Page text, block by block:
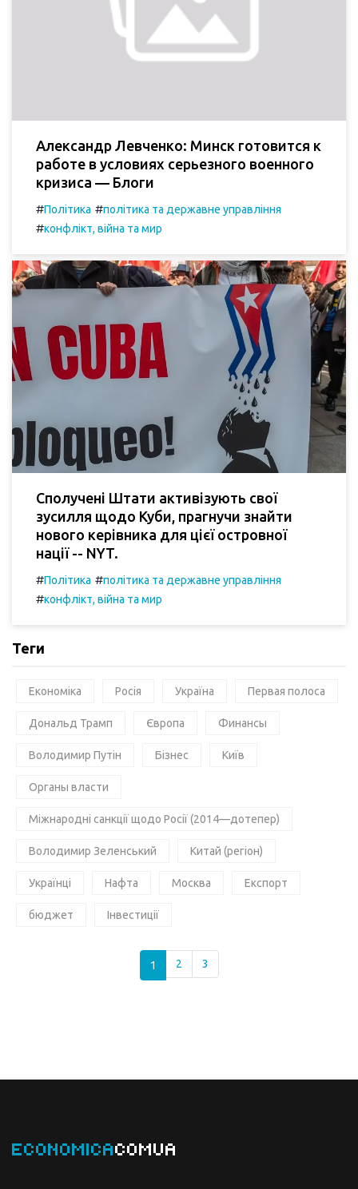
Александр Левченко: Минск готовится к
работе в условиях серьезного военного
кризиса — Блоги
#Політика #політика та державне управління
#конфлікт, війна та мир
Сполучені Штати активізують свої
зусилля щодо Куби, прагнучи знайти
нового керівника для цієї островної
нації -- NYT.
#Політика #політика та державне управління
#конфлікт, війна та мир
Теги
Економіка Росія Україна Первая полоса
Дональд Трамп Європа Финансы
Володимир Путін Бізнес Київ
Органы власти
Міжнародні санкції щодо Росії (2014—дотепер)
Володимир Зеленський Китай (регіон)
Українці Нафта Москва Експорт
бюджет Інвестиції
1 2 3
ECONOMICACOMUA